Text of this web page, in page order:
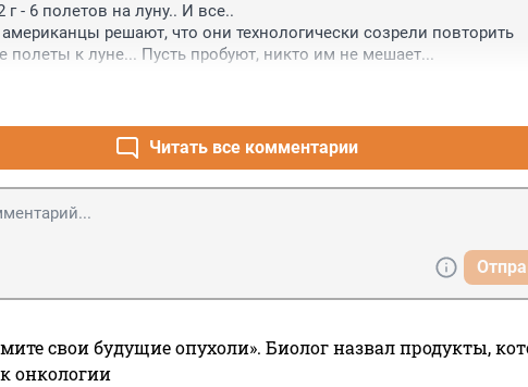
г - 6 полетов на луну.. И все..
американцы решают, что они технологически созрели повторить
полеты к луне... Пусть пробуют, никто им не мешает...
Читать все комментарии
свои будущие опухоли». Биолог назвал продукты,
онкологии